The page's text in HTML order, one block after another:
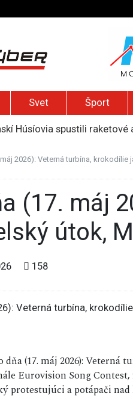
Svet Šport
Húsíovia spustili
susedom, že „zhasne
2026): Veterná turbína,
útok,
158
dňa (17. máj 2026):
Eurovision Song
protestujúci a potápači